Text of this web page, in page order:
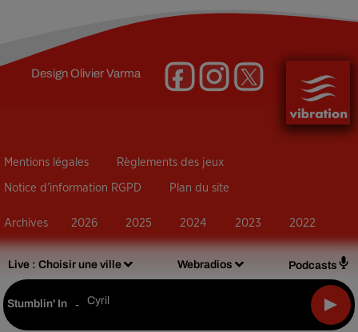
Live : Choisir une ville Webradios Podcasts
Stumblin' In - Cyril
DesignOlivier Varma
Mentions légales Règlements des jeux
Notice d’information RGPD Plan du site
Archives 2026 2025 2024 2023 2022